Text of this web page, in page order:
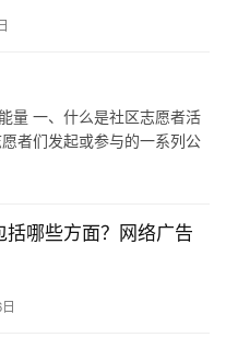
量 一、什么是社区志愿者活
者们发起或参与的一系列公
括哪些方面？网络广告